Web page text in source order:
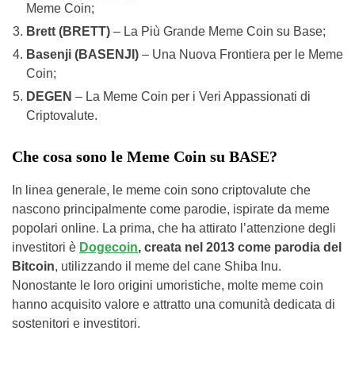
Meme Coin;
Brett (BRETT) – La Più Grande Meme Coin su Base;
Basenji (BASENJI) – Una Nuova Frontiera per le Meme
Coin;
DEGEN – La Meme Coin per i Veri Appassionati di
Criptovalute.
Che cosa sono le Meme Coin su BASE?
In linea generale, le meme coin sono criptovalute che
nascono principalmente come parodie, ispirate da meme
popolari online. La prima, che ha attirato l’attenzione degli
investitori è Dogecoin, creata nel 2013 come parodia del
Bitcoin, utilizzando il meme del cane Shiba Inu.
Nonostante le loro origini umoristiche, molte meme coin
hanno acquisito valore e attratto una comunità dedicata di
sostenitori e investitori.